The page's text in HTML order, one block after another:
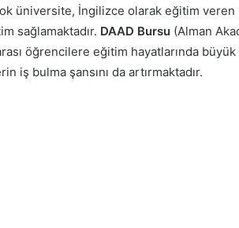
üniversite, İngilizce olarak eğitim veren
sağlamaktadır. DAAD Bursu (Alman
öğrencilere eğitim hayatlarında büyük
iş bulma şansını da artırmaktadır.